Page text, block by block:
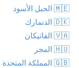
🇲🇪 الجبل الأسود
🇩🇰 الدنمارك
🇻🇦 الفاتيكان
🇭🇺 المجر
🇬🇧 المملكة المتحدة